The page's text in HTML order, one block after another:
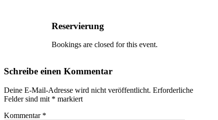
Reservierung
Bookings are closed for this event.
Schreibe einen Kommentar
Deine E-Mail-Adresse wird nicht veröffentlicht. Erforderliche
Felder sind mit * markiert
Kommentar *